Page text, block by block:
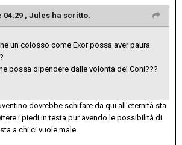
04:29 , Jules ha scritto:
un colosso come Exor possa aver paura
possa dipendere dalle volontà del Coni???
dovrebbe schifare da qui all'eternità sta
i piedi in testa pur avendo le possibilità di
a chi ci vuole male